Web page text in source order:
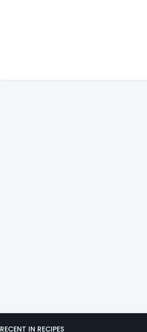
RECENT IN RECIPES